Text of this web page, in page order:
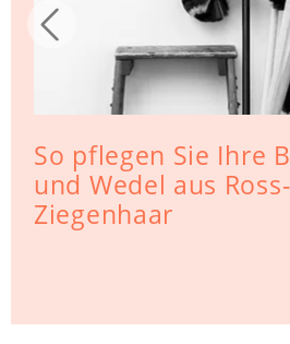
So pflegen Sie Ihre
und Wedel aus
Ziegenhaar